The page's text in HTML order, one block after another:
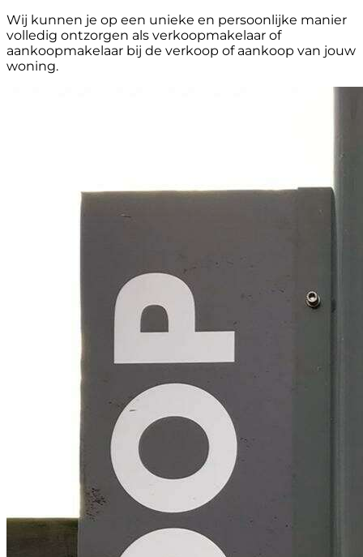
Wij kunnen je op een unieke en persoonlijke manier
volledig ontzorgen als verkoopmakelaar of
aankoopmakelaar bij de verkoop of aankoop van jouw
woning.